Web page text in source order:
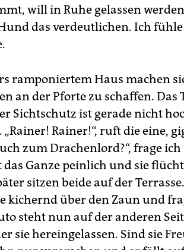
will in Ruhe gelassen
das verdeutlichen. Ich
ramponiertem Haus machen
an der Pforte zu schaffen.
Sichtschutz ist gerade nicht
„Rainer! Rainer!“, ruft die eine,
zum Drachenlord?“, frage
das Ganze peinlich und sie
sitzen beide auf der
kichernd über den Zaun und
steht nun auf der anderen
sie hereingelassen. Sind sie